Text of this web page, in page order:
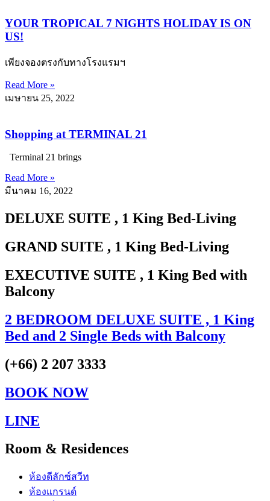
YOUR TROPICAL 7 NIGHTS HOLIDAY IS ON
US!
เพียงจองตรงกับทางโรงแรมฯ
Read More »
เมษายน 25, 2022
Shopping at TERMINAL 21
Terminal 21 brings
Read More »
มีนาคม 16, 2022
DELUXE SUITE , 1 King Bed-Living
GRAND SUITE , 1 King Bed-Living
EXECUTIVE SUITE , 1 King Bed with
Balcony
2 BEDROOM DELUXE SUITE , 1 King
Bed and 2 Single Beds with Balcony
(+66) 2 207 3333
BOOK NOW
LINE
Room & Residences
ห้องดีลักซ์สวีท
ห้องแกรนด์